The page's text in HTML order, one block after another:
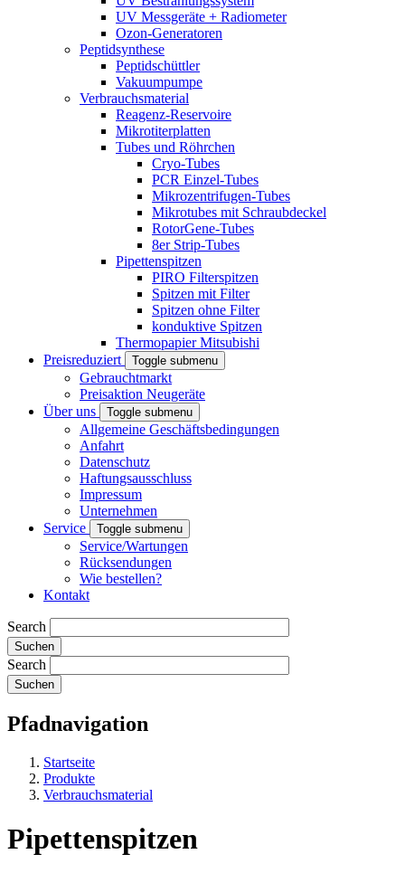
UV Messgeräte + Radiometer
Ozon-Generatoren
Peptidsynthese
Peptidschüttler
Vakuumpumpe
Verbrauchsmaterial
Reagenz-Reservoire
Mikrotiterplatten
Tubes und Röhrchen
Cryo-Tubes
PCR Einzel-Tubes
Mikrozentrifugen-Tubes
Mikrotubes mit Schraubdeckel
RotorGene-Tubes
8er Strip-Tubes
Pipettenspitzen
PIRO Filterspitzen
Spitzen mit Filter
Spitzen ohne Filter
konduktive Spitzen
Thermopapier Mitsubishi
Preisreduziert
Toggle submenu
Gebrauchtmarkt
Preisaktion Neugeräte
Über uns
Toggle submenu
Allgemeine Geschäftsbedingungen
Anfahrt
Datenschutz
Haftungsausschluss
Impressum
Unternehmen
Service
Toggle submenu
Service/Wartungen
Rücksendungen
Wie bestellen?
Kontakt
Search
Search
Pfadnavigation
Startseite
Produkte
Verbrauchsmaterial
Pipettenspitzen